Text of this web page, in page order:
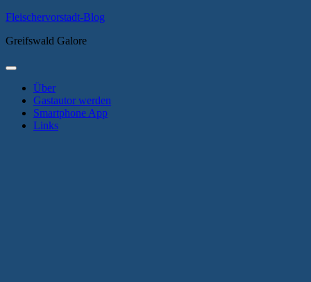
Zum
springen
Fleischervorstadt-Blog
Greifswald Galore
Primäres
Über
Gastautor werden
Smartphone App
Links